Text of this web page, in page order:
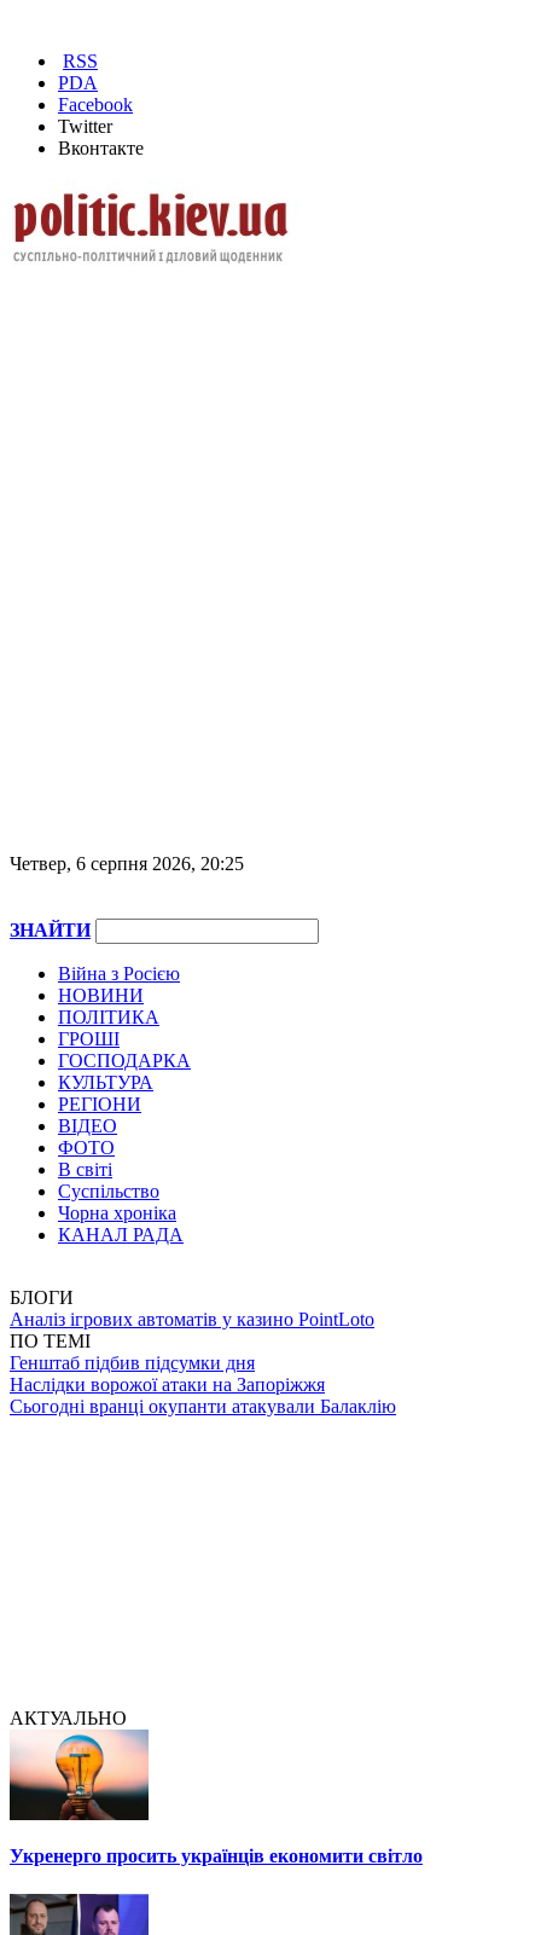
RSS
PDA
Facebook
Twitter
Вконтакте
Четвер, 6 серпня 2026, 20:25
ЗНАЙТИ
Війна з Росією
НОВИНИ
ПОЛІТИКА
ГРОШІ
ГОСПОДАРКА
КУЛЬТУРА
РЕГІОНИ
ВІДЕО
ФОТО
В світі
Суспільство
Чорна хроніка
КАНАЛ РАДА
БЛОГИ
Аналіз ігрових автоматів у казино PointLoto
ПО ТЕМІ
Генштаб підбив підсумки дня
Наслідки ворожої атаки на Запоріжжя
Сьогодні вранці окупанти атакували Балаклію
АКТУАЛЬНО
Укренерго просить українців економити світло